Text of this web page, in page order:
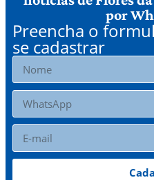
por
Preencha o
se cadastrar